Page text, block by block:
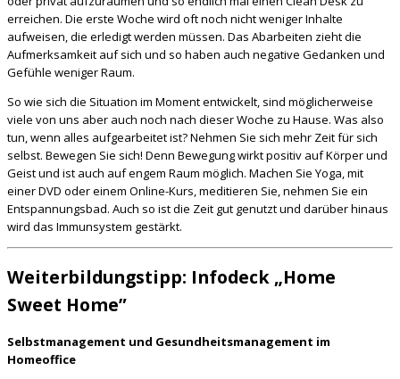
erreichen. Die erste Woche wird oft noch nicht weniger Inhalte
aufweisen, die erledigt werden müssen. Das Abarbeiten zieht die
Aufmerksamkeit auf sich und so haben auch negative Gedanken und
Gefühle weniger Raum.
So wie sich die Situation im Moment entwickelt, sind möglicherweise
viele von uns aber auch noch nach dieser Woche zu Hause. Was also
tun, wenn alles aufgearbeitet ist? Nehmen Sie sich mehr Zeit für sich
selbst. Bewegen Sie sich! Denn Bewegung wirkt positiv auf Körper und
Geist und ist auch auf engem Raum möglich. Machen Sie Yoga, mit
einer DVD oder einem Online-Kurs, meditieren Sie, nehmen Sie ein
Entspannungsbad. Auch so ist die Zeit gut genutzt und darüber hinaus
wird das Immunsystem gestärkt.
Weiterbildungstipp: Infodeck „Home
Sweet Home”
Selbstmanagement und Gesundheitsmanagement im
Homeoffice